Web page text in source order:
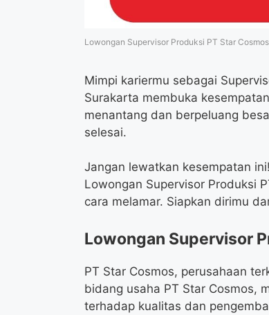
Lowongan Supervisor Produksi PT Star
Mimpi kariermu sebagai
Surakarta membuka
menantang dan berpeluang
selesai.
Jangan lewatkan kesempatan
Lowongan Supervisor Produksi
cara melamar. Siapkan dirimu
Lowongan Supervisor
PT Star Cosmos, perusahaan
bidang usaha PT Star Cosmos,
terhadap kualitas dan